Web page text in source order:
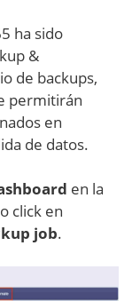
ha sido
&
de backups,
permitirán
en
de datos.
en la
click en
job.